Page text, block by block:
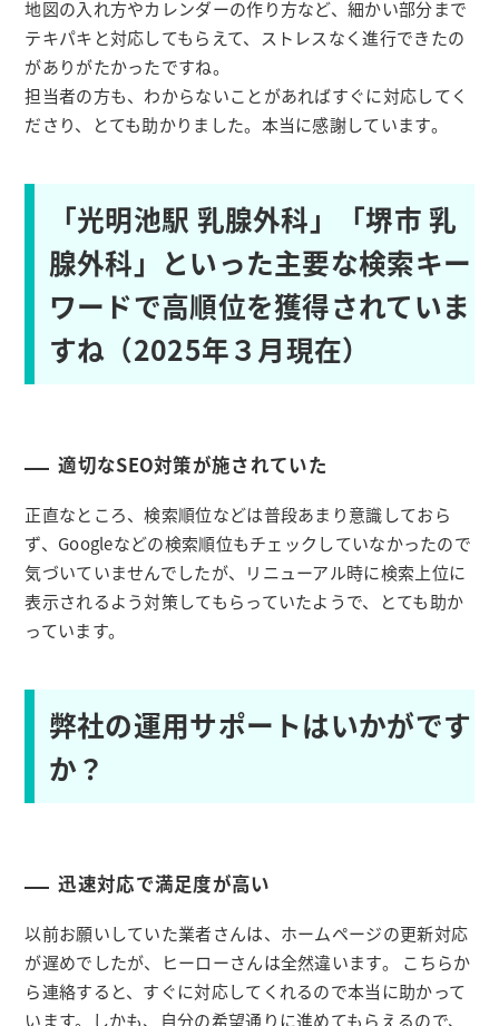
地図の入れ方やカレンダーの作り方など、細かい部分まで
テキパキと対応してもらえて、ストレスなく進行できたの
がありがたかったですね。
担当者の方も、わからないことがあればすぐに対応してく
ださり、とても助かりました。本当に感謝しています。
「光明池駅 乳腺外科」「堺市 乳
腺外科」といった主要な検索キー
ワードで高順位を獲得されていま
すね（2025年３月現在）
適切なSEO対策が施されていた
正直なところ、検索順位などは普段あまり意識しておら
ず、Googleなどの検索順位もチェックしていなかったので
気づいていませんでしたが、リニューアル時に検索上位に
表示されるよう対策してもらっていたようで、とても助か
っています。
弊社の運用サポートはいかがです
か？
迅速対応で満足度が高い
以前お願いしていた業者さんは、ホームページの更新対応
が遅めでしたが、ヒーローさんは全然違います。 こちらか
ら連絡すると、すぐに対応してくれるので本当に助かって
います。しかも、自分の希望通りに進めてもらえるので、